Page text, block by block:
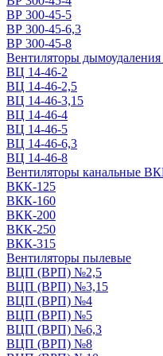
ВР 300-45-5
ВР 300-45-6,3
ВР 300-45-8
Вентиляторы дымоудаления
ВЦ 14-46-2
ВЦ 14-46-2,5
ВЦ 14-46-3,15
ВЦ 14-46-4
ВЦ 14-46-5
ВЦ 14-46-6,3
ВЦ 14-46-8
Вентиляторы канальные
ВКК-125
ВКК-160
ВКК-200
ВКК-250
ВКК-315
Вентиляторы пылевые
ВЦП (ВРП) №2,5
ВЦП (ВРП) №3,15
ВЦП (ВРП) №4
ВЦП (ВРП) №5
ВЦП (ВРП) №6,3
ВЦП (ВРП) №8